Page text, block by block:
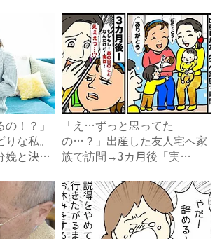
！？」
な私。
娩と決め
「え…ずっと思ってた
の…？」出産した友人宅へ家
族で訪問→3カ月後「実